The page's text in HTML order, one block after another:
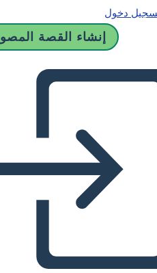
دخول
إنشاء القصة